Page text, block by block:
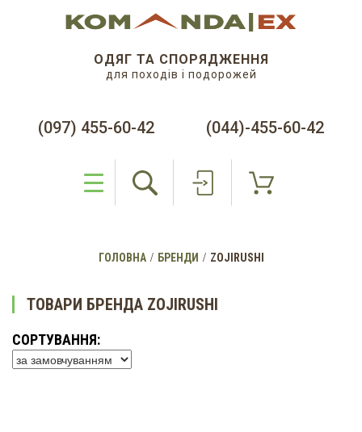
ОДЯГ ТА СПОРЯДЖЕННЯ
для походів і подорожей
(097) 455-60-42 (044)-455-60-42
ГОЛОВНА БРЕНДИ ZOJIRUSHI
ТОВАРИ БРЕНДА ZOJIRUSHI
СОРТУВАННЯ: